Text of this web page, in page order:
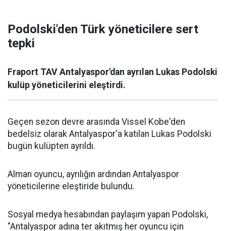
Podolski'den Türk yöneticilere sert
tepki
Fraport TAV Antalyaspor'dan ayrılan Lukas Podolski
kulüp yöneticilerini eleştirdi.
Geçen sezon devre arasında Vissel Kobe'den
bedelsiz olarak Antalyaspor'a katılan Lukas Podolski
bugün kulüpten ayrıldı.
Alman oyuncu, ayrılığın ardından Antalyaspor
yöneticilerine eleştiride bulundu.
Sosyal medya hesabından paylaşım yapan Podolski,
"Antalyaspor adına ter akıtmış her oyuncu için